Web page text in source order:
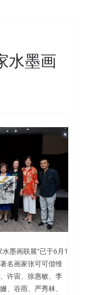
水墨画
墨画联展”已于6月1
名画家张可可偕维
许宙、徐惠敏、李
、谷雨、严秀林、